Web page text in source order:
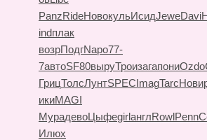
PanzRideНовокульИсидJeweDavi
indплак
возрПодгNapo77-
7автоSF80выруТроизагапониOzdo
ГрицТолсЛунтSPECImagTarcНови
икиMAGI
МурадевоЦыфеgirlанглRowlPenn
Илюх